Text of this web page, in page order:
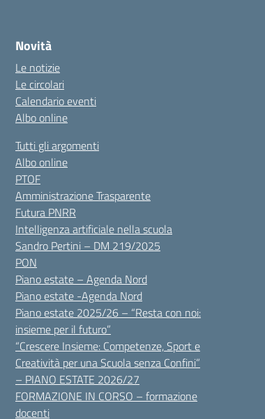
Novità
Le notizie
Le circolari
Calendario eventi
Albo online
Tutti gli argomenti
Albo online
PTOF
Amministrazione Trasparente
Futura PNRR
Intelligenza artificiale nella scuola
Sandro Pertini – DM 219/2025
PON
Piano estate – Agenda Nord
Piano estate -Agenda Nord
Piano estate 2025/26 – “Resta con noi:
insieme per il futuro”
“Crescere Insieme: Competenze, Sport e
Creatività per una Scuola senza Confini”
– PIANO ESTATE 2026/27
FORMAZIONE IN CORSO – formazione
docenti